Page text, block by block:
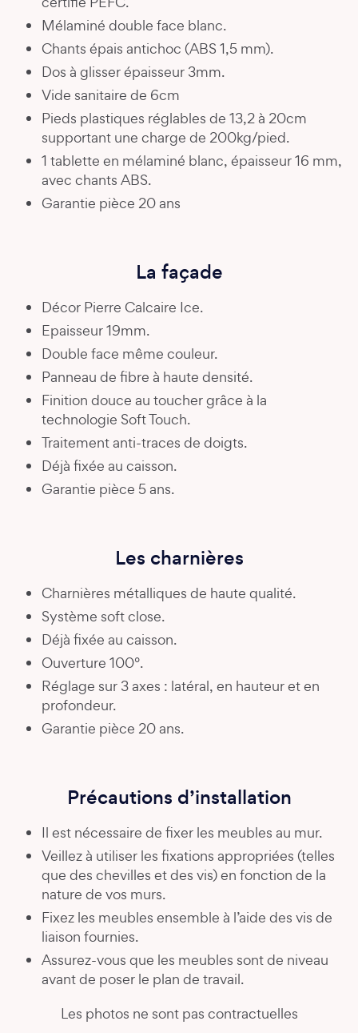
Mélaminé double face blanc.
Chants épais antichoc (ABS 1,5 mm).
Dos à glisser épaisseur 3mm.
Vide sanitaire de 6cm
Pieds plastiques réglables de 13,2 à 20cm
supportant une charge de 200kg/pied.
1 tablette en mélaminé blanc, épaisseur 16 mm,
avec chants ABS.
Garantie pièce 20 ans
La façade
Décor Pierre Calcaire Ice.
Epaisseur 19mm.
Double face même couleur.
Panneau de fibre à haute densité.
Finition douce au toucher grâce à la
technologie Soft Touch.
Traitement anti-traces de doigts.
Déjà fixée au caisson.
Garantie pièce 5 ans.
Les charnières
Charnières métalliques de haute qualité.
Système soft close.
Déjà fixée au caisson.
Ouverture 100°.
Réglage sur 3 axes : latéral, en hauteur et en
profondeur.
Garantie pièce 20 ans.
Précautions d’installation
Il est nécessaire de fixer les meubles au mur.
Veillez à utiliser les fixations appropriées (telles
que des chevilles et des vis) en fonction de la
nature de vos murs.
Fixez les meubles ensemble à l’aide des vis de
liaison fournies.
Assurez-vous que les meubles sont de niveau
avant de poser le plan de travail.
Les photos ne sont pas contractuelles